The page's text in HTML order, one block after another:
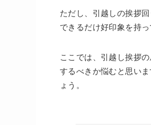
ただし、引越しの挨拶
できるだけ好印象を持
ここでは、引越し挨拶
するべきか悩むと思い
ょう。